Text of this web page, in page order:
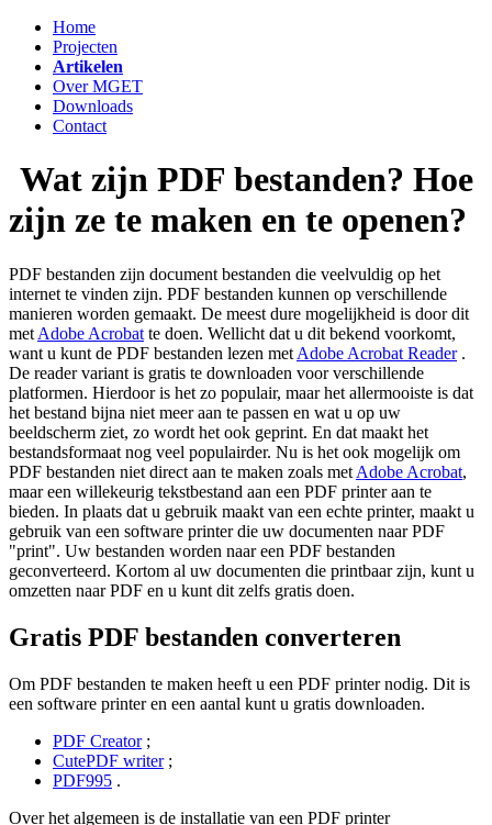
Home
Projecten
Artikelen
Over MGET
Downloads
Contact
Wat zijn PDF bestanden? Hoe
zijn ze te maken en te openen?
PDF bestanden zijn document bestanden die veelvuldig op het
internet te vinden zijn. PDF bestanden kunnen op verschillende
manieren worden gemaakt. De meest dure mogelijkheid is door dit
met Adobe Acrobat te doen. Wellicht dat u dit bekend voorkomt,
want u kunt de PDF bestanden lezen met Adobe Acrobat Reader.
De reader variant is gratis te downloaden voor verschillende
platformen. Hierdoor is het zo populair, maar het allermooiste is dat
het bestand bijna niet meer aan te passen en wat u op uw
beeldscherm ziet, zo wordt het ook geprint. En dat maakt het
bestandsformaat nog veel populairder. Nu is het ook mogelijk om
PDF bestanden niet direct aan te maken zoals met Adobe Acrobat,
maar een willekeurig tekstbestand aan een PDF printer aan te
bieden. In plaats dat u gebruik maakt van een echte printer, maakt u
gebruik van een software printer die uw documenten naar PDF
"print". Uw bestanden worden naar een PDF bestanden
geconverteerd. Kortom al uw documenten die printbaar zijn, kunt u
omzetten naar PDF en u kunt dit zelfs gratis doen.
Gratis PDF bestanden converteren
Om PDF bestanden te maken heeft u een PDF printer nodig. Dit is
een software printer en een aantal kunt u gratis downloaden.
PDF Creator;
CutePDF writer;
PDF995 .
Over het algemeen is de installatie van een PDF printer